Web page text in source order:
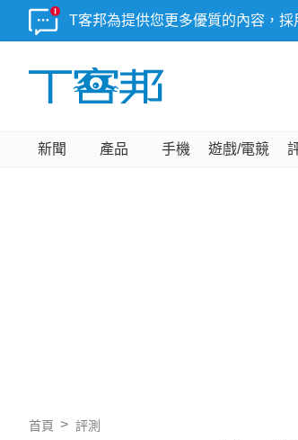
T客邦為提供您更多優質的內容，
新聞 產品 手機 遊戲/電競
首頁 評測